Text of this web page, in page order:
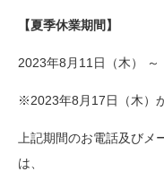
【夏季休業期間】
2023年8月11日（木）
※2023年8月17日（木）
上記期間のお電話及び
は、